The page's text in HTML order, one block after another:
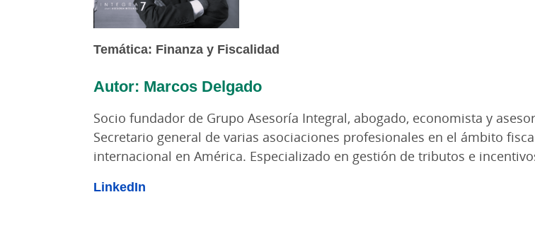
Temática: Finanza y Fiscalidad
Autor: Marcos Delgado
Socio fundador de Grupo Asesoría Integral, abogado, economista y
Secretario general de varias asociaciones profesionales en el ámbito
internacional en América. Especializado en gestión de tributos e
LinkedIn